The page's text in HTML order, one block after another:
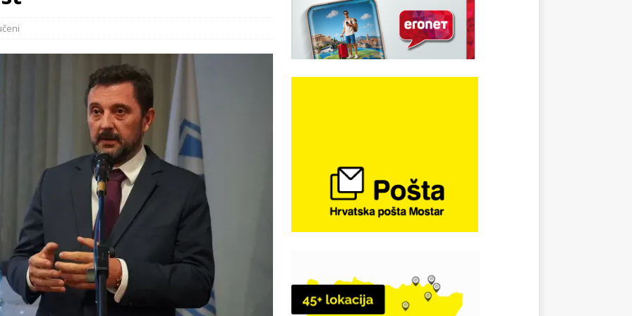
Vozači satima čekaju, dok se drugi ubacuju sa strane
29. srpnja 2018, preminuo je glazbeni genij Oliver Dragojević
o Oluji: Hrvati imaju što slaviti, dobili su ono što im povijesno